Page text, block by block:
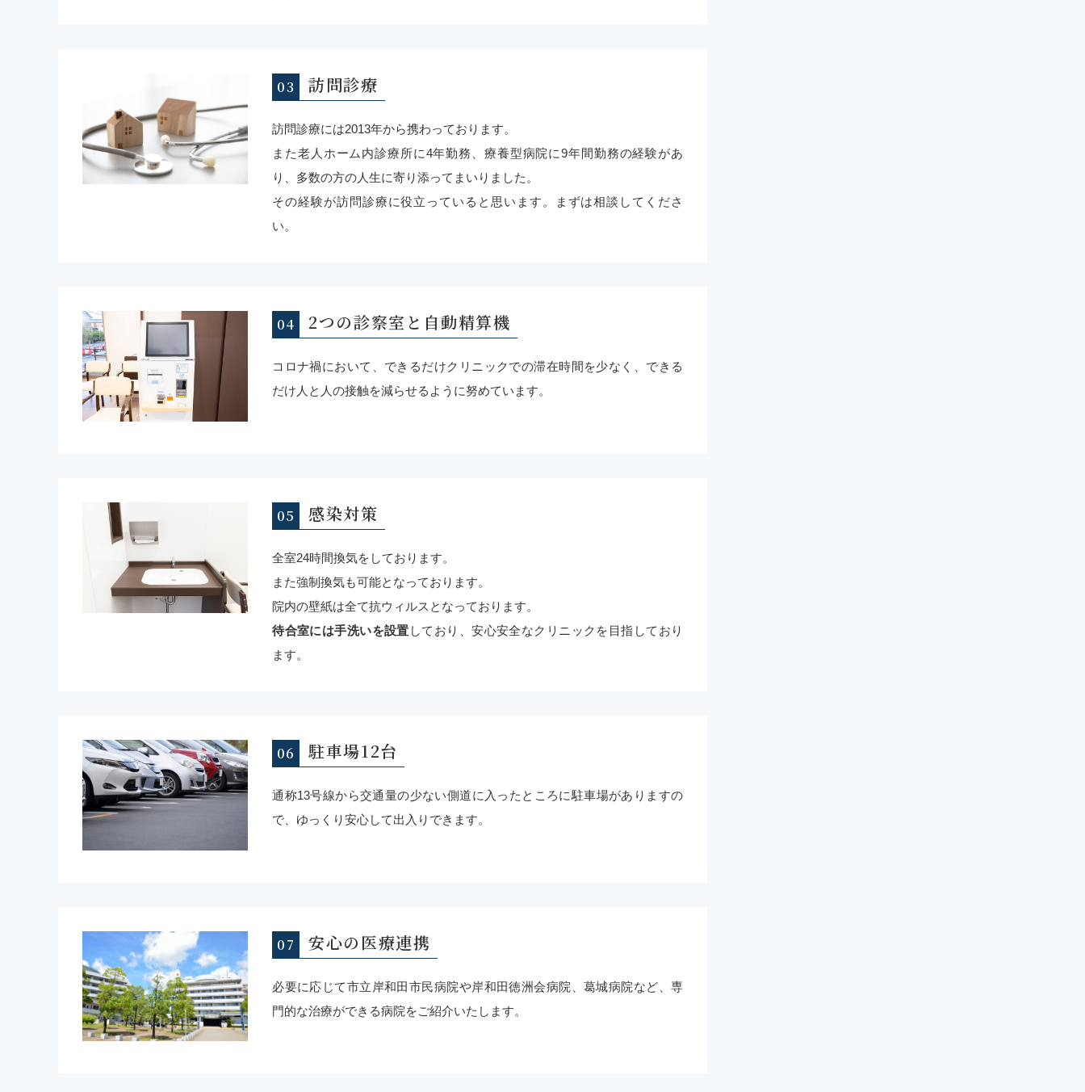
訪問診療
訪問診療には2013年から携わっております。
また老人ホーム内診療所に4年勤務、療養型病院に9年間勤務の経験があ
り、多数の方の人生に寄り添ってまいりました。
その経験が訪問診療に役立っていると思います。まずは相談してくださ
い。
2つの診察室と自動精算機
コロナ禍において、できるだけクリニックでの滞在時間を少なく、できる
だけ人と人の接触を減らせるように努めています。
感染対策
全室24時間換気をしております。
また強制換気も可能となっております。
院内の壁紙は全て抗ウィルスとなっております。
待合室には手洗いを設置 しており、安心安全なクリニックを目指しており
ます。
駐車場12台
通称13号線から交通量の少ない側道に入ったところに駐車場がありますの
で、ゆっくり安心して出入りできます。
安心の医療連携
必要に応じて市立岸和田市民病院や岸和田徳洲会病院、葛城病院など、専
門的な治療ができる病院をご紹介いたします。